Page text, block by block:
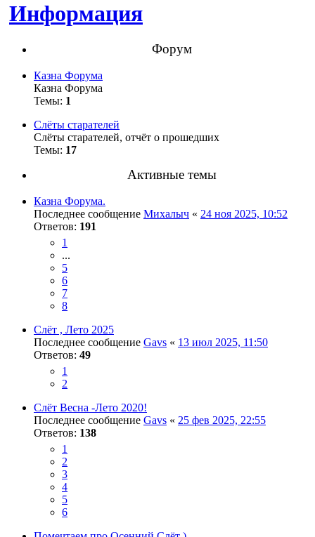
Информация
Форум
Казна Форума
Казна Форума
Темы: 1
Слёты старателей
Слёты старателей, отчёт о прошедших
Темы: 17
Активные темы
Казна Форума.
Последнее сообщение Михалыч « 24 ноя 2025, 10:52
Ответов: 191
1
...
5
6
7
8
Слёт , Лето 2025
Последнее сообщение Gavs « 13 июл 2025, 11:50
Ответов: 49
1
2
Слёт Весна -Лето 2020!
Последнее сообщение Gavs « 25 фев 2025, 22:55
Ответов: 138
1
2
3
4
5
6